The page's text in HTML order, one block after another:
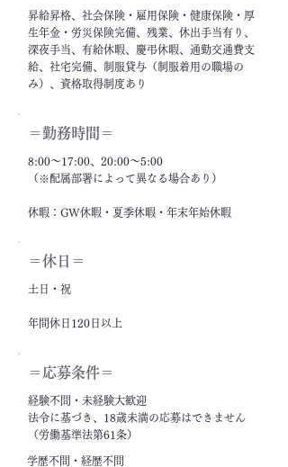
昇給昇格、社会保険・雇用保険・健康保険・厚
生年金・労災保険完備、残業、休出手当有り、
深夜手当、有給休暇、慶弔休暇、通勤交通費支
給、社宅完備、制服貸与（制服着用の職場の
み）、資格取得制度あり
＝勤務時間＝
8:00～17:00、20:00～5:00
（※配属部署によって異なる場合あり）
休暇：GW休暇・夏季休暇・年末年始休暇
＝休日＝
土日・祝
年間休日120日以上
＝応募条件＝
経験不問・未経験大歓迎
法令に基づき、18歳未満の応募はできません
（労働基準法第61条）
学歴不問・経歴不問